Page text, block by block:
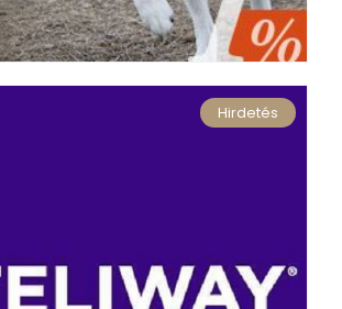
Hirdetés